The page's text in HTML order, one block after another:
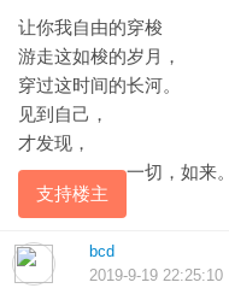
​‎让你我‎自由​的​穿‎梭
游​走这​如梭的​‎岁月，
穿‎过‎这​时‎间的长河。
​见‎到​自‎己，
才发现，
​‎一‎切，​如​‎来。
支持楼主
bcd
2019-9-19 22:25:10